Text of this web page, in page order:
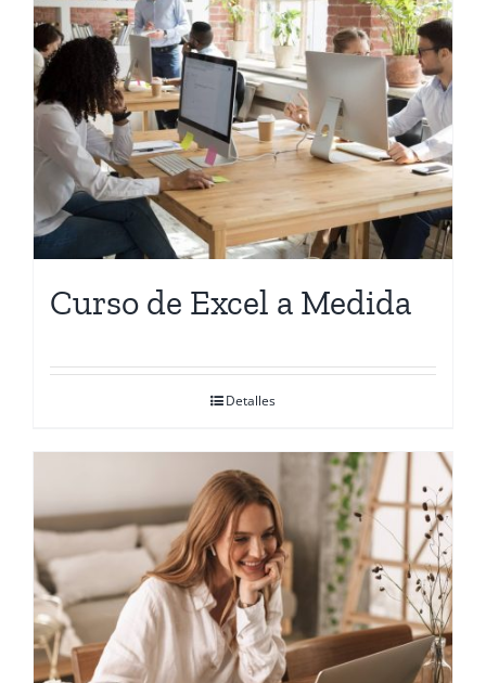
Curso de Excel a Medida
Detalles